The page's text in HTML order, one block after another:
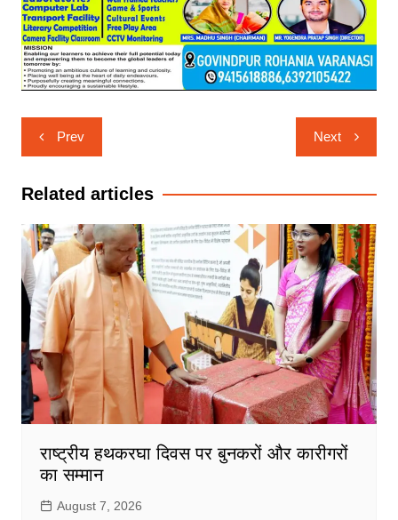
Post
navigation
Prev Next
Related articles
राष्ट्रीय हथकरघा दिवस पर बुनकरों और कारीगरों
का सम्मान
August 7, 2026